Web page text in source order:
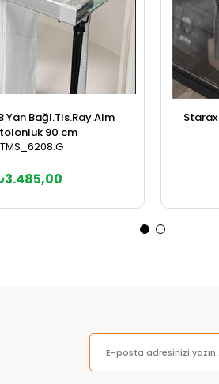
Yan Bağl.Tls.Ray.Alm
90 cm